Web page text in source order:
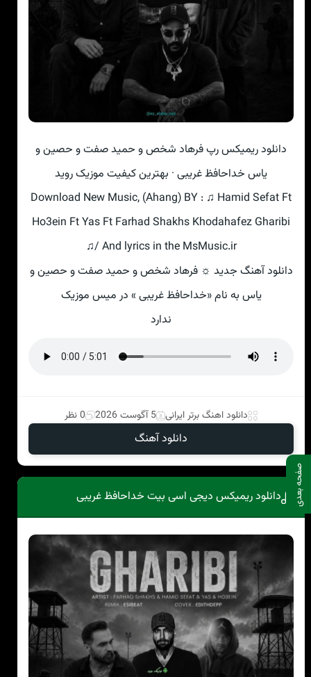
دانلود ریمیکس رپ فرهاد شخص و حمید صفت و حصین و
یاس خداحافظ غریبی · بهترین کیفیت موزیک روید
Download New Music, (Ahang) BY : ♫ Hamid Sefat Ft
Ho3ein Ft Yas Ft Farhad Shakhs Khodahafez Gharibi
♫/ And lyrics in the MsMusic.ir
دانلود آهنگ جدید ☼ فرهاد شخص و حمید صفت و حصین و
یاس به نام «خداحافظ غریبی » در میس موزیک
ندارد
دانلود اهنگ برتر ایرانی 5 آگوست 2026 0 نظر
دانلود آهنگ
دانلود ریمیکس دیجی اسی بیت خداحافظ غریبی صفحه بعدی